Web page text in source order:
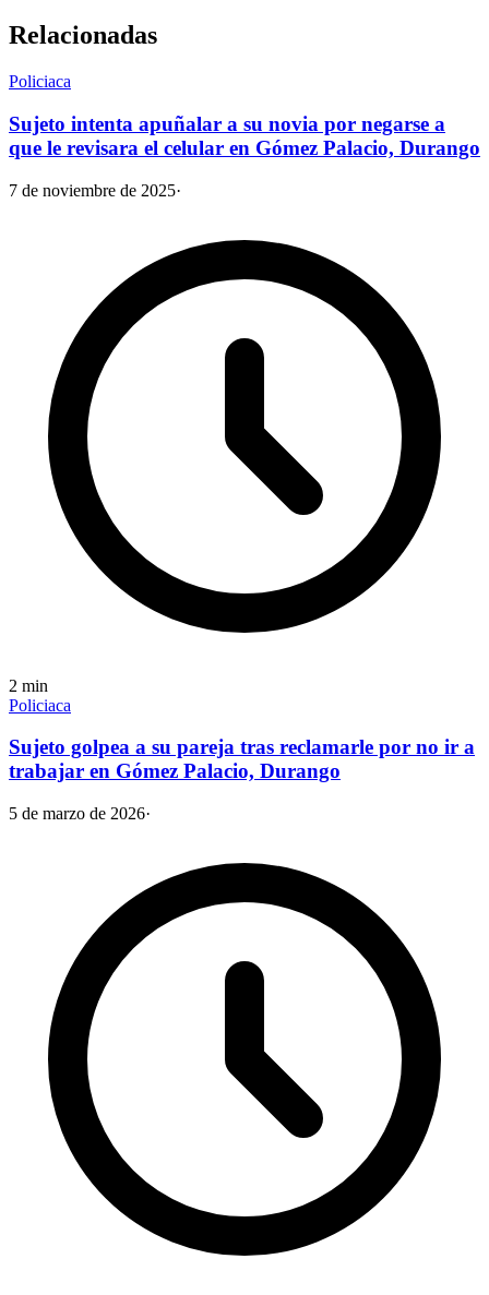
Relacionadas
Policiaca
Sujeto intenta apuñalar a su novia por negarse a
que le revisara el celular en Gómez Palacio, Durango
7 de noviembre de 2025·
2 min
Policiaca
Sujeto golpea a su pareja tras reclamarle por no ir a
trabajar en Gómez Palacio, Durango
5 de marzo de 2026·